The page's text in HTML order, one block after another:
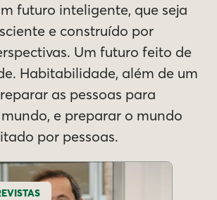
futuro inteligente, que seja
e construído por
Um futuro feito de
Habitabilidade, além de um
as pessoas para
e preparar o mundo
por pessoas.